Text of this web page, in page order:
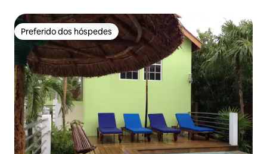
Preferido dos hóspedes
Preferido dos hóspedes